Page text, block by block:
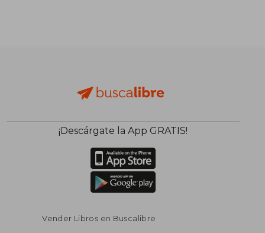
¡Descárgate la App GRATIS!
Vender Libros en Buscalibre